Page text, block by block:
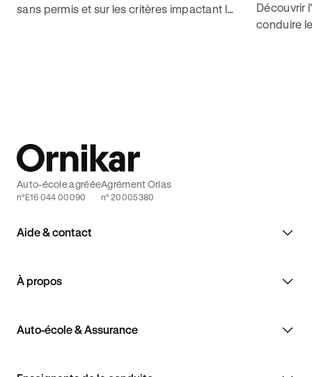
sans permis et sur les critères impactant le
Découvrir
conduire
Aide & contact
À propos
Auto-école & Assurance
Auto-école agréée
n°E16 044 00090
Agrément Orias
n° 20005380